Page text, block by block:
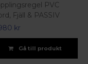
PVC
Fjäll & PASSIV
kr
Gå till produkt